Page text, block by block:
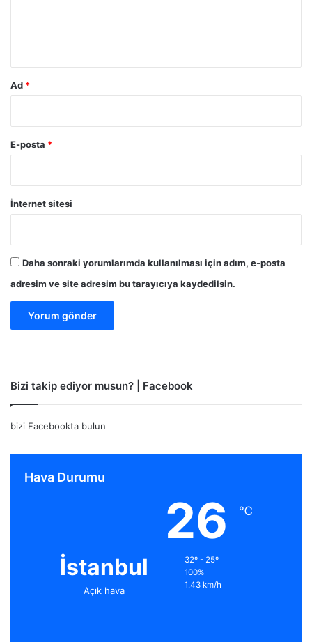
Ad *
E-posta *
İnternet sitesi
Daha sonraki yorumlarımda kullanılması için adım, e-posta
adresim ve site adresim bu tarayıcıya kaydedilsin.
Bizi takip ediyor musun? | Facebook
bizi Facebookta bulun
Hava Durumu
İstanbul
Açık hava
26 ℃
32º - 25º
100%
1.43 km/h